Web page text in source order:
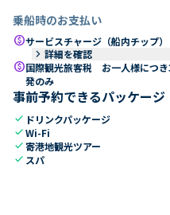
乗船時のお支払い
paidサービスチャージ（船内チップ）
keyboard_arrow_right 詳細を確認
paid国際観光旅客税 お一人様につ
発のみ
事前予約できるパッケージ
check ドリンクパッケージ
checkWi-Fi
check寄港地観光ツアー
check スパ